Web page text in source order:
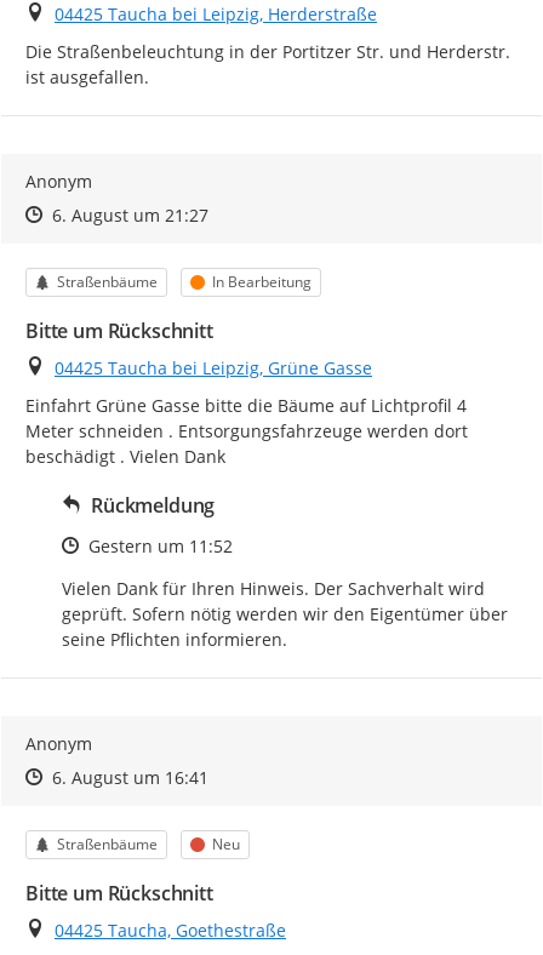
Ort
04425 Taucha bei Leipzig, Herderstraße
Die Straßenbeleuchtung in der Portitzer Str. und Herderstr.
ist ausgefallen.
Anonym
Zeitpunkt des Erstellens
Zeitpunkt des Erstellens
6. August um 21:27Zur Äußerung
Kategorie
Straßenbäume Status
In Bearbeitung
Bitte um Rückschnitt
Ort
04425 Taucha bei Leipzig, Grüne Gasse
Einfahrt Grüne Gasse bitte die Bäume auf Lichtprofil 4
Meter schneiden . Entsorgungsfahrzeuge werden dort
beschädigt . Vielen Dank
Rückmeldung
Zeitpunkt des Erstellens
Gestern um 11:52
Vielen Dank für Ihren Hinweis. Der Sachverhalt wird
geprüft. Sofern nötig werden wir den Eigentümer über
seine Pflichten informieren.
Anonym
Zeitpunkt des Erstellens
Zeitpunkt des Erstellens
6. August um 16:41
Kategorie
Straßenbäume Status
Neu
Bitte um Rückschnitt
Ort
04425 Taucha, Goethestraße